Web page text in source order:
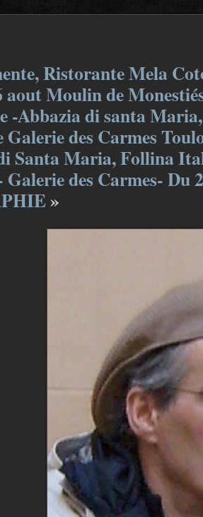
Ristorante Mela
Moulin de
-Abbazia di santa
Galerie des Carmes
Santa Maria, Follina
Galerie des Carmes- Du
»